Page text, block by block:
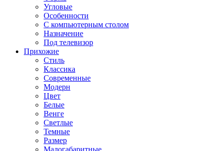
Угловые
Особенности
С компьютерным столом
Назначение
Под телевизор
Прихожие
Стиль
Классика
Современные
Модерн
Цвет
Белые
Венге
Светлые
Темные
Размер
Малогабаритные